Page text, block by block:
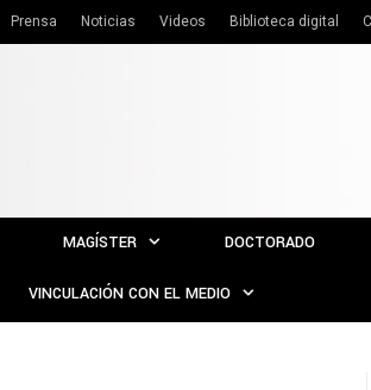
Prensa Noticias Videos Biblioteca digital
MAGÍSTER DOCTORADO
VINCULACIÓN CON EL MEDIO